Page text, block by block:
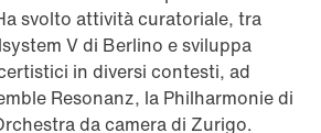
svolto attività curatoriale, tra
V di Berlino e sviluppa
in diversi contesti, ad
Resonanz, la Philharmonie di
da camera di Zurigo.